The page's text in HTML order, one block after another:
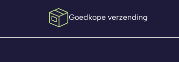
Goedkope verzending